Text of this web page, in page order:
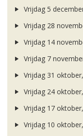
Vrijdag 5
Vrijdag 28
Vrijdag 14
Vrijdag 7
Vrijdag 31
Vrijdag 24
Vrijdag 17
Vrijdag 10